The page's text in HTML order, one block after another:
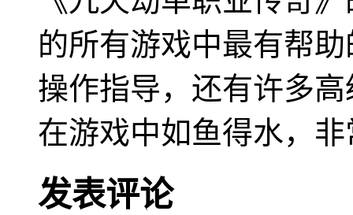
的所有游戏中最有帮
操作指导，还有许多
在游戏中如鱼得水，
发表评论